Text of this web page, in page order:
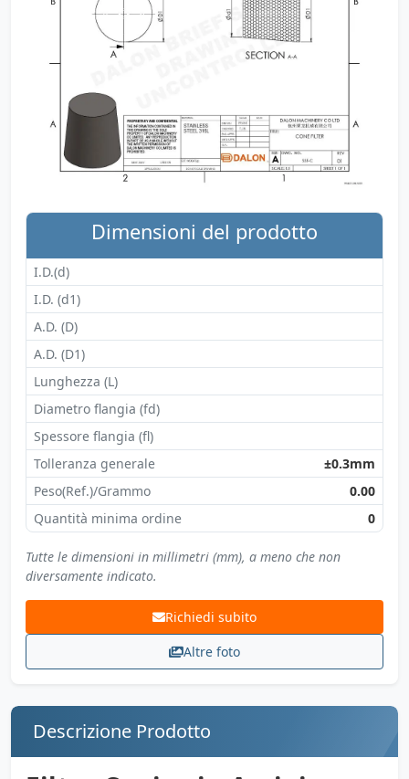
Dimensioni del prodotto
I.D.(d)
I.D. (d1)
A.D. (D)
A.D. (D1)
Lunghezza (L)
Diametro flangia (fd)
Spessore flangia (fl)
Tolleranza generale
±0.3mm
Peso(Ref.)/Grammo
0.00
Quantità minima ordine
0
Tutte le dimensioni in millimetri (mm), a meno che non
diversamente indicato.
Richiedi subito
Altre foto
Descrizione Prodotto